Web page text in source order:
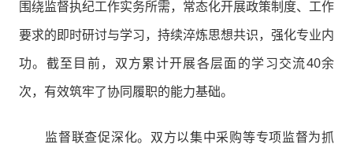
围绕监督执纪工作实务所需，常态化开展政策制度、工作
要求的即时研讨与学习，持续淬炼思想共识，强化专业内
功。截至目前，双方累计开展各层面的学习交流40余
次，有效筑牢了协同履职的能力基础。
监督联查促深化。双方以集中采购等专项监督为抓